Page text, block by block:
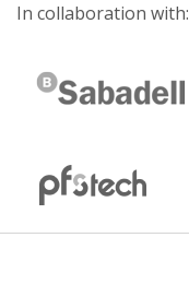
In collaboration with: